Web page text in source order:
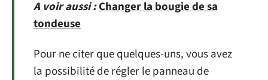
A voir aussi :Changer la bougie de sa
tondeuse
Pour ne citer que quelques-uns, vous avez
la possibilité de régler le panneau de